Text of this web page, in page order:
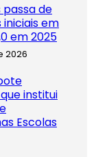
passa de
iniciais em
em 2025
2026
institui
Escolas